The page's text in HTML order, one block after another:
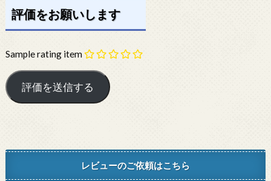
評価をお願いします
Sample rating item
レビューのご依頼はこちら